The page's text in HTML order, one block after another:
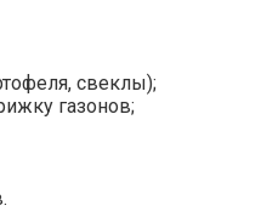
свеклы);
газонов;